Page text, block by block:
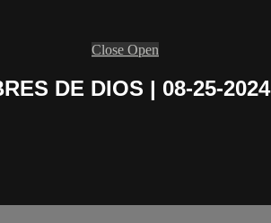
Close Open
DE DIOS | 08-25-2024